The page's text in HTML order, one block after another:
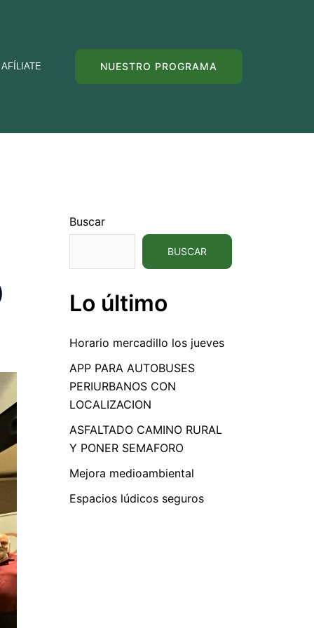
AFÍLIATE NUESTRO PROGRAMA
Buscar
BUSCAR
Lo último
Horario mercadillo los jueves
APP PARA AUTOBUSES
PERIURBANOS CON
LOCALIZACION
ASFALTADO CAMINO RURAL
Y PONER SEMAFORO
Mejora medioambiental
Espacios lúdicos seguros